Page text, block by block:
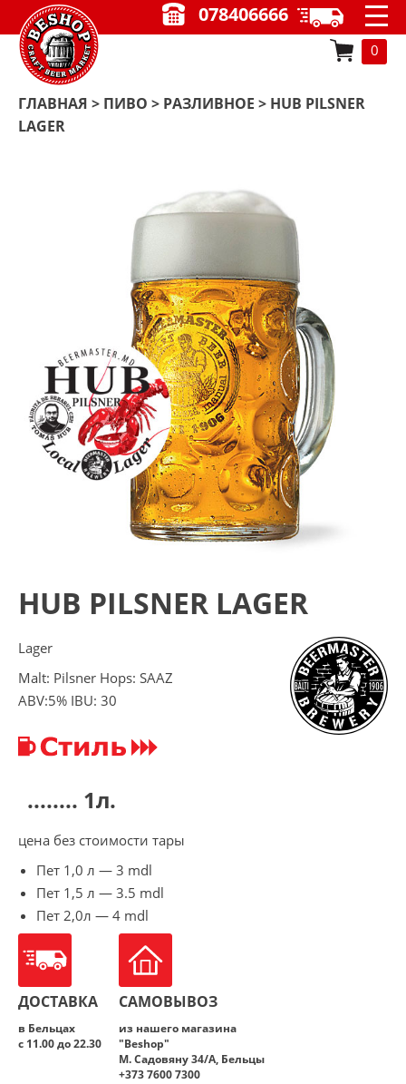
078406666
0
ГЛАВНАЯ > ПИВО > РАЗЛИВНОЕ > HUB PILSNER
LAGER
HUB PILSNER LAGER
Lager
Malt: Pilsner Hops: SAAZ
ABV:5% IBU: 30
........ 1л.
цена без стоимости тары
Пет 1,0 л — 3 mdl
Пет 1,5 л — 3.5 mdl
Пет 2,0л — 4 mdl
ДОСТАВКА
в Бельцах
с 11.00 до 22.30
САМОВЫВОЗ
из нашего магазина
"Beshop"
M. Садовяну 34/A, Бельцы
+373 7600 7300